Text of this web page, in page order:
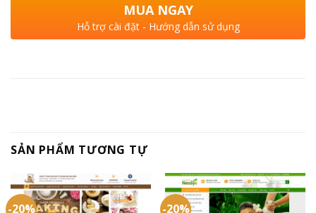
MUA NGAY
Hỗ trợ cài đặt - Hướng dẫn sử dụng
SẢN PHẨM TƯƠNG TỰ
-20% -20%